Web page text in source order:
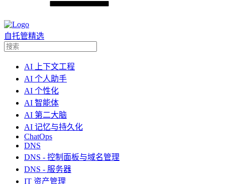
自托管精选
AI 上下文工程
AI 个人助手
AI 个性化
AI 智能体
AI 第二大脑
AI 记忆与持久化
ChatOps
DNS
DNS - 控制面板与域名管理
DNS - 服务器
IT 资产管理